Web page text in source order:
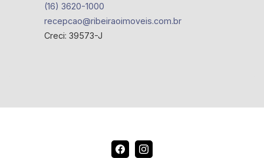
(16) 3620-1000
recepcao@ribeiraoimoveis.com.br
Creci: 39573-J